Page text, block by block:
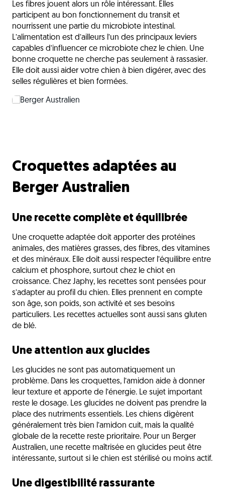
Les fibres jouent alors un rôle intéressant. Elles
participent au bon fonctionnement du transit et
nourrissent une partie du microbiote intestinal.
L’alimentation est d’ailleurs l’un des principaux leviers
capables d’influencer ce microbiote chez le chien. Une
bonne croquette ne cherche pas seulement à rassasier.
Elle doit aussi aider votre chien à bien digérer, avec des
selles régulières et bien formées.
Croquettes adaptées au
Berger Australien
Une recette complète et équilibrée
Une croquette adaptée doit apporter des protéines
animales, des matières grasses, des fibres, des vitamines
et des minéraux. Elle doit aussi respecter l’équilibre entre
calcium et phosphore, surtout chez le chiot en
croissance. Chez Japhy, les recettes sont pensées pour
s’adapter au profil du chien. Elles prennent en compte
son âge, son poids, son activité et ses besoins
particuliers. Les recettes actuelles sont aussi sans gluten
de blé.
Une attention aux glucides
Les glucides ne sont pas automatiquement un
problème. Dans les croquettes, l’amidon aide à donner
leur texture et apporte de l’énergie. Le sujet important
reste le dosage. Les glucides ne doivent pas prendre la
place des nutriments essentiels. Les chiens digèrent
généralement très bien l’amidon cuit, mais la qualité
globale de la recette reste prioritaire. Pour un Berger
Australien, une recette maîtrisée en glucides peut être
intéressante, surtout si le chien est stérilisé ou moins actif.
Une digestibilité rassurante